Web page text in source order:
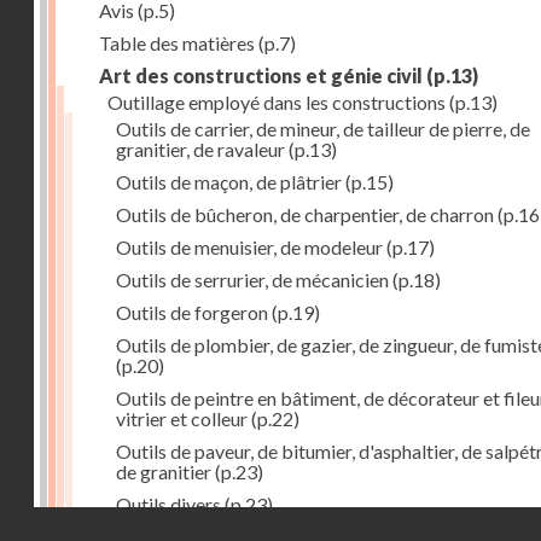
Avis (p.5)
Table des matières (p.7)
Art des constructions et génie civil (p.13)
Outillage employé dans les constructions (p.13)
Outils de carrier, de mineur, de tailleur de pierre, de
granitier, de ravaleur(p.13)
Outils de maçon, de plâtrier(p.15)
Outils de bûcheron, de charpentier, de charron
Outils de menuisier, de modeleur(p.17)
Outils de serrurier, de mécanicien(p.18)
Outils de forgeron(p.19)
Outils de plombier, de gazier, de zingueur, de
(p.20)
Outils de peintre en bâtiment, de décorateur et
vitrier et colleur(p.22)
Outils de paveur, de bitumier, d'asphaltier, de
de granitier(p.23)
Outils divers(p.23)